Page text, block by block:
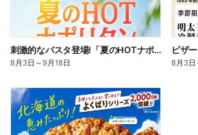
刺激的なパスタ登場!「夏のHOTナポリタン」
8月3日 ～9月18日
ピザ
8月3日